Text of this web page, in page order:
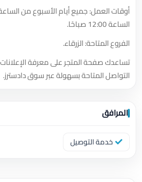
الساعة 12:00 صباحًا.
الفروع المتاحة: الزرقاء.
تساعدك صفحة المتجر على معرفة
التواصل المتاحة بسهولة عبر سوق دادسترز.
المرافق
خدمة التوصيل